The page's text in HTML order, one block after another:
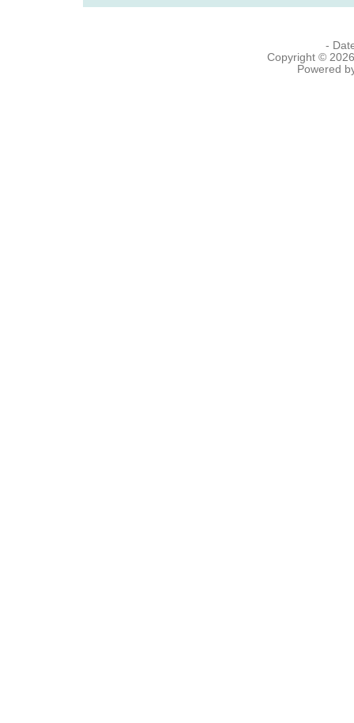
-
Copyright ©
Powered